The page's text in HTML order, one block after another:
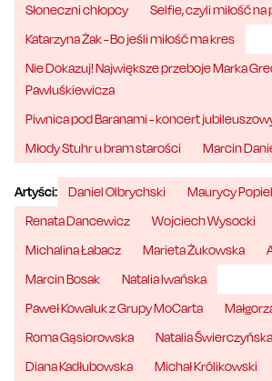
Słoneczni chłopcy
Selfie, czyli miłość na
Katarzyna Żak - Bo jeśli miłość ma kres
Nie Dokazuj! Największe przeboje Marka
Pawluśkiewicza
Piwnica pod Baranami - koncert
Młody Stuhr u bram starości
Marcin
Artyści: Daniel Olbrychski
Maurycy Popiel
Renata Dancewicz
Wojciech Wysocki
Michalina Łabacz
Marieta Żukowska
Marcin Bosak
Natalia Iwańska
Paweł Kowaluk z Grupy MoCarta
Roma Gąsiorowska
Natalia Świerczyńska
Diana Kadłubowska
Michał Królikowski